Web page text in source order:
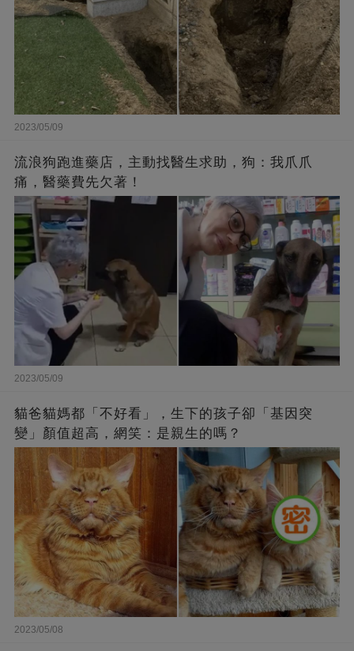
2023/05/09
流浪狗跑進藥店，主動找醫生求助，狗：我爪爪
痛，醫藥費先欠著！
2023/05/09
貓爸貓媽都「不好看」，生下的孩子卻「基因突
變」顏值超高，網笑：是親生的嗎？
2023/05/08